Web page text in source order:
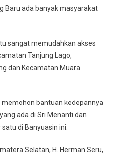
Baru ada banyak masyarakat
sangat memudahkan akses
Tanjung Lago,
dan Kecamatan Muara
bantuan kedepannya
ada di Sri Menanti dan
di Banyuasin ini.
Selatan, H. Herman Seru,